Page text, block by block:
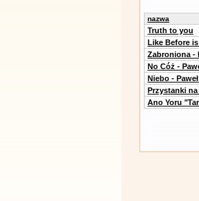
nazwa
Truth to you
Like Before
Zabroniona -
No Cóż -
Niebo -
Przystanki
Ano Yoru